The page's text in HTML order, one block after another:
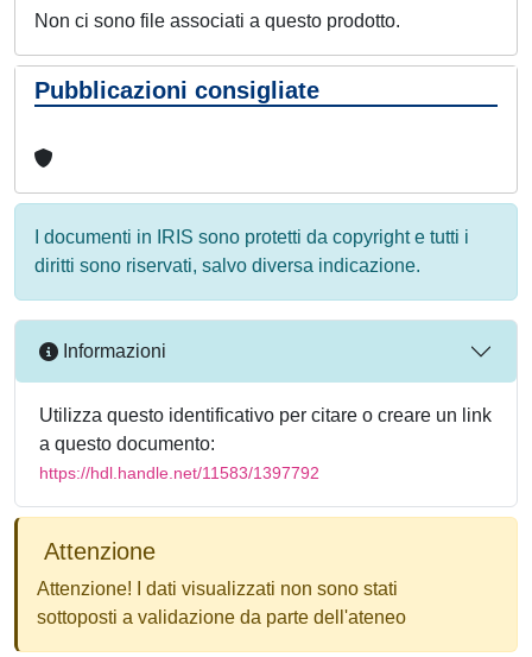
Non ci sono file associati a questo prodotto.
Pubblicazioni consigliate
I documenti in IRIS sono protetti da copyright e tutti i
diritti sono riservati, salvo diversa indicazione.
Informazioni
Utilizza questo identificativo per citare o creare un link
a questo documento:
https://hdl.handle.net/11583/1397792
Attenzione
Attenzione! I dati visualizzati non sono stati
sottoposti a validazione da parte dell'ateneo